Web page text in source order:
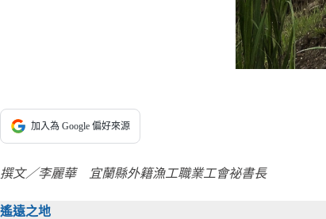
加入為 Google 偏好來源
撰文／李麗華 宜蘭縣外籍漁工職業工會祕書長
遙遠之地